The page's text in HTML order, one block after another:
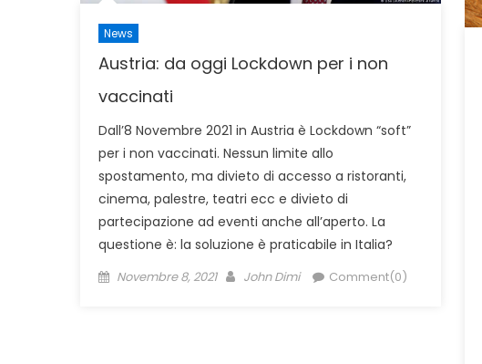
News
Austria: da oggi Lockdown per i non
vaccinati
Dall’8 Novembre 2021 in Austria è Lockdown “soft”
per i non vaccinati. Nessun limite allo
spostamento, ma divieto di accesso a ristoranti,
cinema, palestre, teatri ecc e divieto di
partecipazione ad eventi anche all’aperto. La
questione è: la soluzione è praticabile in Italia?
Posted
Novembre 8, 2021 Author
John Dimi Comment(0)